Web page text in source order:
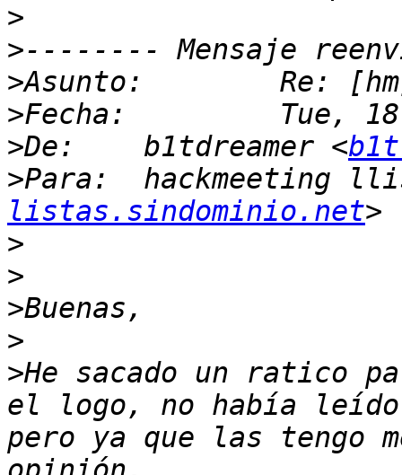
>
>
>
Asunto: 	Re:
>
>
De: 	b1tdreamer <
>
Para:
listas.sindominio.net
>
>
>
>
>He sacado un ratico
el logo, no había leído
pero ya que las tengo